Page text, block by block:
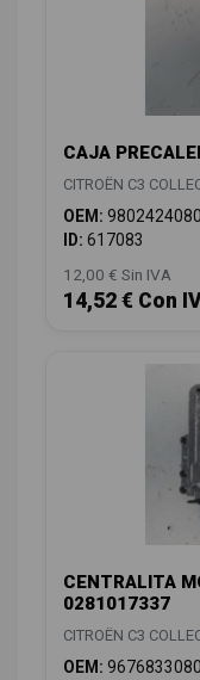
CAJA
CITROËN C3
OEM: 9802424080
ID: 617083
12,00 € Sin IVA
14,52 € Con
CENTRALITA
0281017337
CITROËN C3
OEM: 9676833080